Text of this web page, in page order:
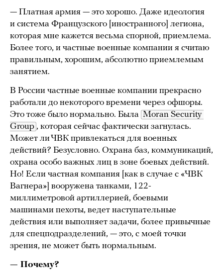
— Платная армия — это хорошо. Даже идеология
и система Французского [иностранного] легиона,
которая мне кажется весьма спорной, приемлема.
Более того, и частные военные компании я считаю
правильным, хорошим, абсолютно приемлемым
занятием.
В России частные военные компании прекрасно
работали до некоторого времени через офшоры.
Это тоже было нормально. Была Moran Security
Group , которая сейчас фактически загнулась.
Может ли ЧВК привлекаться для военных
действий? Безусловно. Охрана баз, коммуникаций,
охрана особо важных лиц в зоне боевых действий.
Но! Если частная компания [как в случае с «ЧВК
Вагнера»] вооружена танками, 122-
миллиметровой артиллерией, боевыми
машинами пехоты, ведет наступательные
действия или выполняет задачи, более привычные
для спецподразделений, — это, с моей точки
зрения, не может быть нормальным.
— Почему?